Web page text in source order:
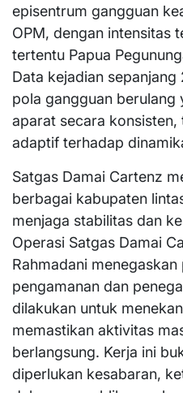
episentrum gangguan
OPM, dengan intensitas
tertentu Papua
Data kejadian
pola gangguan berulang
aparat secara
adaptif terhadap
Satgas Damai Cartenz
berbagai kabupaten
menjaga stabilitas dan
Operasi Satgas Damai
Rahmadani
pengamanan dan
dilakukan untuk
memastikan aktivitas
berlangsung. Kerja ini
diperlukan kesabaran,